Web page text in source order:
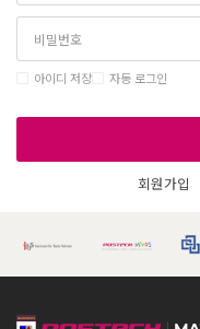
아이디 저장 자동 로그인
회원가입